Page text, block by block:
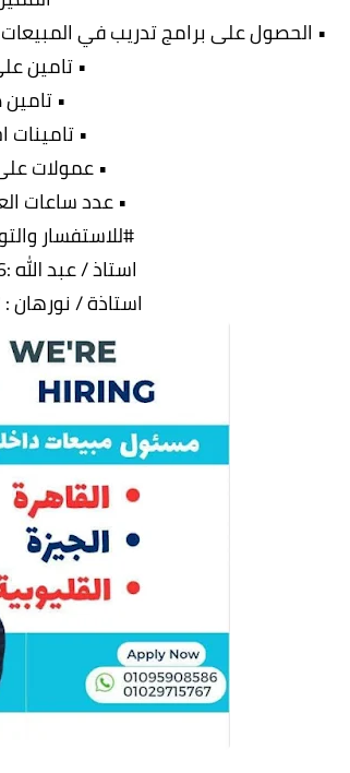
• الحصول على برامج تدريب في
• تامين
•
• تامينات
• عمولات
• عدد ساعات العمل
#للاستفسار
استاذ / عبد الله :01095908586
استاذة / نورهان : 01029715767